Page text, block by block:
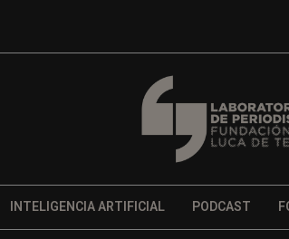
INTELIGENCIA ARTIFICIAL PODCAST